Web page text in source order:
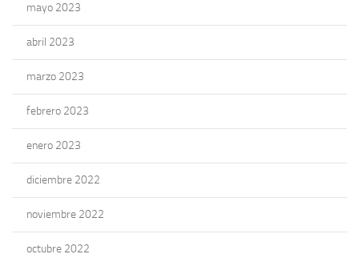
mayo 2023
abril 2023
marzo 2023
febrero 2023
enero 2023
diciembre 2022
noviembre 2022
octubre 2022